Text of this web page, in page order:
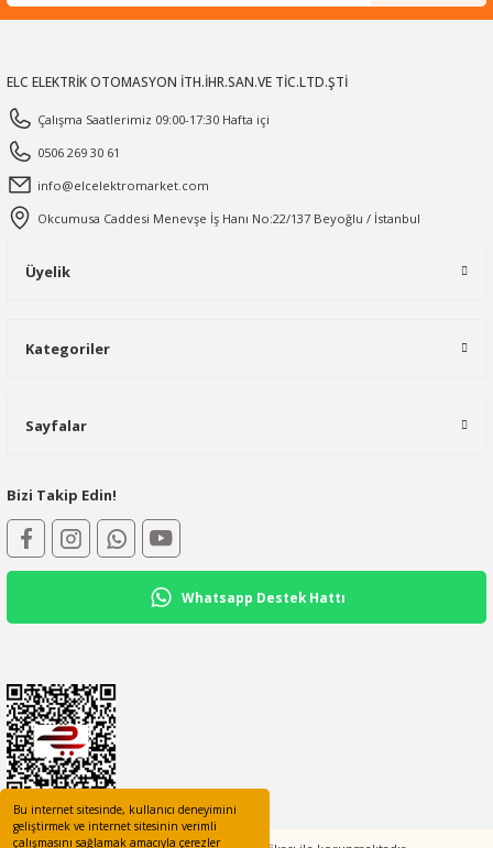
Bu internet sitesinde, kullanıcı deneyimini
geliştirmek ve internet sitesinin verimli
çalışmasını sağlamak amacıyla çerezler
ELC ELEKTRİK OTOMASYON İTH.İHR.SAN.VE TİC.LTD.ŞTİ
Çalışma Saatlerimiz 09:00-17:30 Hafta içi
0506 269 30 61
info@elcelektromarket.com
Okcumusa Caddesi Menevşe İş Hanı No:22/137 Beyoğlu / İstanbul
Üyelik
Kategoriler
Sayfalar
Bizi Takip Edin!
Whatsapp Destek Hattı